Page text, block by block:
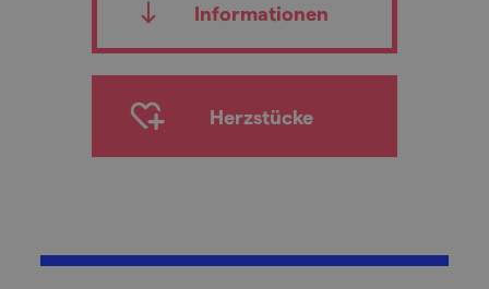
Informationen
Herzstücke